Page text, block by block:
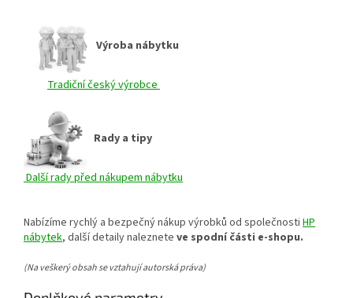
Výroba nábytku
Tradiční český výrobce
Rady a tipy
Další rady před nákupem nábytku
Nabízíme rychlý a bezpečný nákup výrobků od společnosti HP
nábytek, další detaily naleznete ve spodní části e-shopu.
(Na veškerý obsah se vztahují autorská práva)